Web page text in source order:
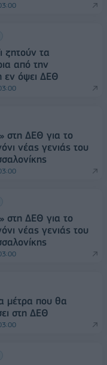
ζητούν τα
από την
εν όψει ΔΕΘ
στη ΔΕΘ για το
νέας γενιάς του
στη ΔΕΘ για το
νέας γενιάς του
μέτρα που θα
στη ΔΕΘ